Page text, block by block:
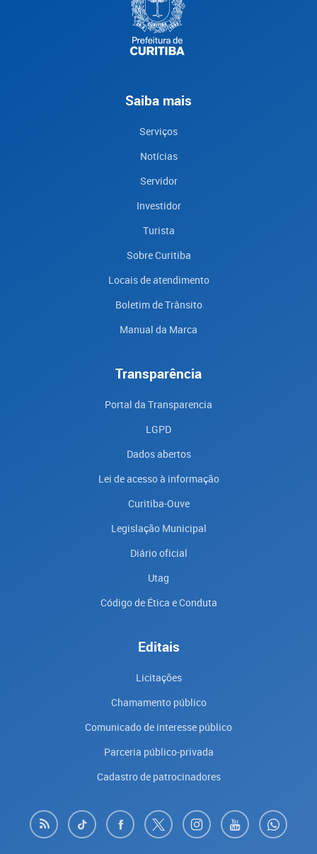
Saiba mais
Serviços
Notícias
Servidor
Investidor
Turista
Sobre Curitiba
Locais de atendimento
Boletim de Trânsito
Manual da Marca
Transparência
Portal da Transparencia
LGPD
Dados abertos
Lei de acesso à informação
Curitiba-Ouve
Legislação Municipal
Diário oficial
Utag
Código de Ética e Conduta
Editais
Licitações
Chamamento público
Comunicado de interesse público
Parceria público-privada
Cadastro de patrocinadores